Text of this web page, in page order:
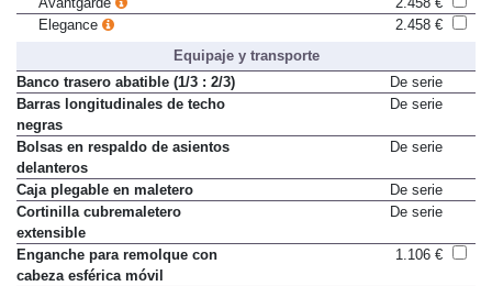
Elegance
2.458 €
Equipaje y transporte
Banco trasero abatible (1/3 : 2/3)
De serie
Barras longitudinales de techo
negras
De serie
Bolsas en respaldo de asientos
delanteros
De serie
Caja plegable en maletero
De serie
Cortinilla cubremaletero
extensible
De serie
Enganche para remolque con
cabeza esférica móvil
1.106 €